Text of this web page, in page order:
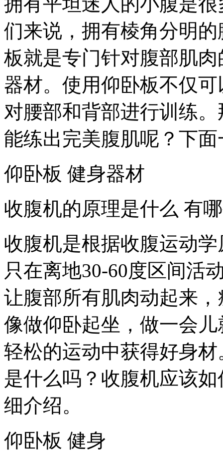
们来说，拥有棱角分明
板就是专门针对腹部肌
器材。使用仰卧板不仅
对腰部和背部进行训练
能练出完美腹肌呢？下
仰卧板 健身器材
收腹机的原理是什么 有
收腹机是根据收腹运动
只在离地30-60度区间活
让腹部所有肌肉动起来
像做仰卧起坐，做一会
轻松的运动中获得好身
是什么吗？收腹机应该
细介绍。
仰卧板 健身